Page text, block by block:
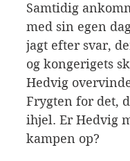
Samtidig
med sin egen
jagt efter svar,
og kongerigets
Hedvig
Frygten for det,
ihjel. Er Hedvig
kampen op?